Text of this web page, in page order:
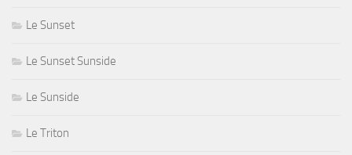
Le Sunset
Le Sunset Sunside
Le Sunside
Le Triton